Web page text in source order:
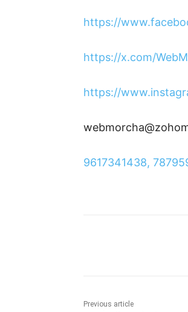
https://
https://x.com/
https://
9617341438,
Previous article